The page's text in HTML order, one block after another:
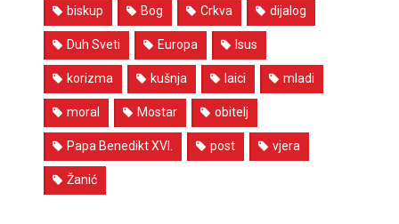
biskup Bog Crkva dijalog
Duh Sveti Europa Isus
korizma kušnja laici mladi
moral Mostar obitelj
Papa Benedikt XVI. post vjera
Žanić